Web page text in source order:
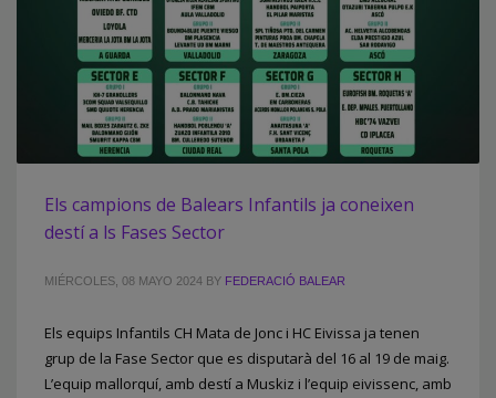
Els campions de Balears Infantils ja coneixen
destí a ls Fases Sector
MIÉRCOLES, 08 MAYO 2024 BY FEDERACIÓ BALEAR
Els equips Infantils CH Mata de Jonc i HC Eivissa ja tenen
grup de la Fase Sector que es disputarà del 16 al 19 de maig.
L’equip mallorquí, amb destí a Muskiz i l’equip eivissenc, amb